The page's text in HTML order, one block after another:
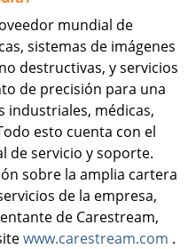
mundial de
sistemas de imágenes
destructivas, y servicios
de precisión para una
industriales, médicas,
esto cuenta con el
de servicio y soporte.
sobre la amplia cartera
de la empresa,
de Carestream,
www.carestream.com .